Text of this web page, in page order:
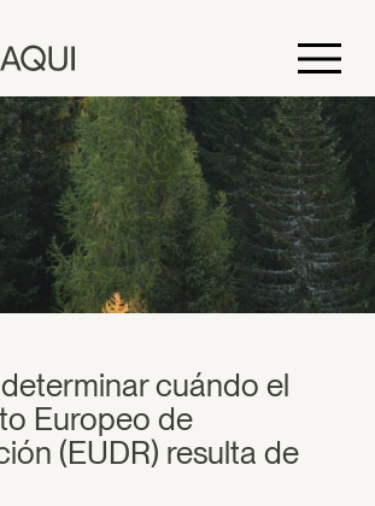
cuándo el
Europeo de
(EUDR) resulta de